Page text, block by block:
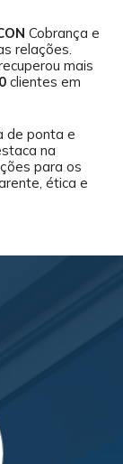
Cobrança e
relações.
mais
clientes em
de ponta e
na
para os
ética e